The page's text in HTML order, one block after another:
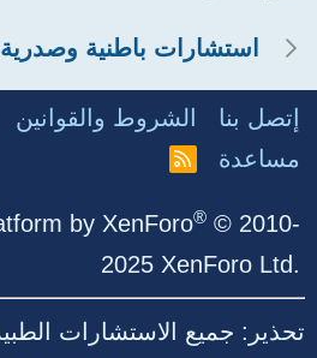
استشارات باطنية وصدرية
إتصل بنا الشروط والقوانين
مساعدة
R
by XenForo® © 2010-
2025 XenForo Ltd.
تحذير: جميع الاستشارات